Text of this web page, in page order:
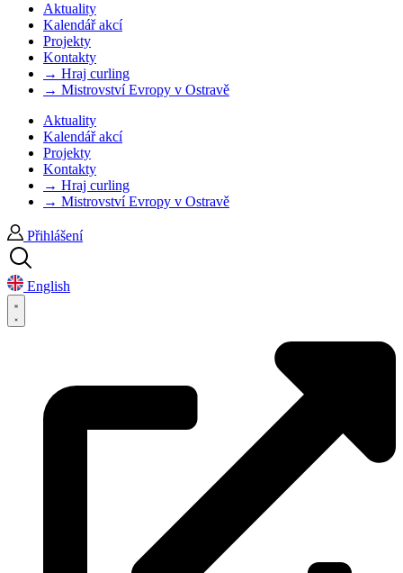
Aktuality
Kalendář akcí
Projekty
Kontakty
→ Hraj curling
→ Mistrovství Evropy v Ostravě
Aktuality
Kalendář akcí
Projekty
Kontakty
→ Hraj curling
→ Mistrovství Evropy v Ostravě
Přihlášení
English